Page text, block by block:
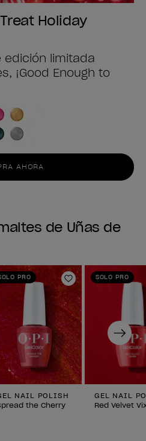
Holiday
edición limitada
¡Good Enough to
AHORA
de Uñas de
a la lista de deseos
PRO
Añadir a la
NAIL POLISH
the Cherry
SOLO PRO
GEL NAIL
Red Velvet
Next